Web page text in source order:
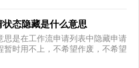
态隐藏是什么意思
是在工作流申请列表中隐藏申请
暂时用不上，不希望作废，不希望